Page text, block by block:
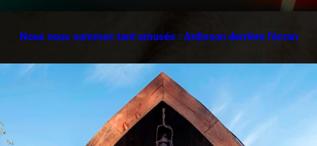
Nous nous sommes tant amusés : Ardisson derrière l’écran